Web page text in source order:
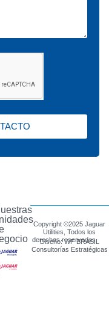
Copyright ©2025 Jaguar
Utilities, Todos los
derechos reservados.
Diseño: WF BRASIL
Consultorías Estratégicas